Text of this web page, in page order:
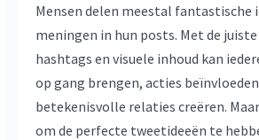
Mensen delen meestal fantastische
meningen in hun posts. Met de
hashtags en visuele inhoud kan
op gang brengen, acties
betekenisvolle relaties creëren.
om de perfecte tweetideeën te